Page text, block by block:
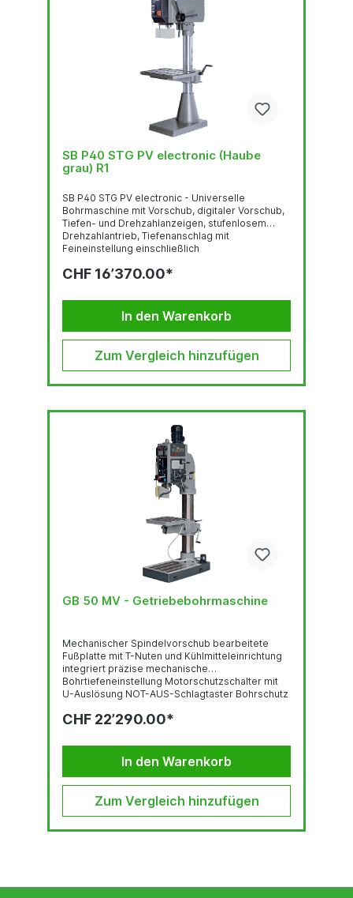
SB P40 STG PV electronic (Haube
grau) R1
SB P40 STG PV electronic - Universelle
Bohrmaschine mit Vorschub, digitaler Vorschub,
Tiefen- und Drehzahlanzeigen, stufenlosem
Drehzahlantrieb, Tiefenanschlag mit
Feineinstellung einschließlich
Feineinstellung und
SchlagtasterStufenlose
DrehzahlregelungAnschlußkabel (1,5 m) mit CEE-
SteckerBohrschutz mit elektr.
Jahre Garantie bei EinschichtbetriebDigitale
Bohrtiefen-, Drehzahl- und
VorschubanzeigeElektronisch...
CHF 16’370.00*
In den Warenkorb
Zum Vergleich hinzufügen
GB 50 MV - Getriebebohrmaschine
Mechanischer Spindelvorschub bearbeitete
Fußplatte mit T-Nuten und Kühlmitteleinrichtung
integriert präzise mechanische
Bohrtiefeneinstellung Motorschutzschalter mit
U-Auslösung NOT-AUS-Schlagtaster Bohrschutz
und Schwenktisch automatischer
und geschliffenem Stahl Zahnradschmierung
durch automatische Ölpumpe Handrad für
manuellen, feinen Handvorschub Hand-Wende-
CHF 22’290.00*
In den Warenkorb
Zum Vergleich hinzufügen